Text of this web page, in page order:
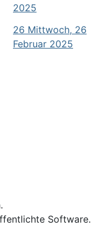
2025
26 Mittwoch, 26
Februar 2025
Software.